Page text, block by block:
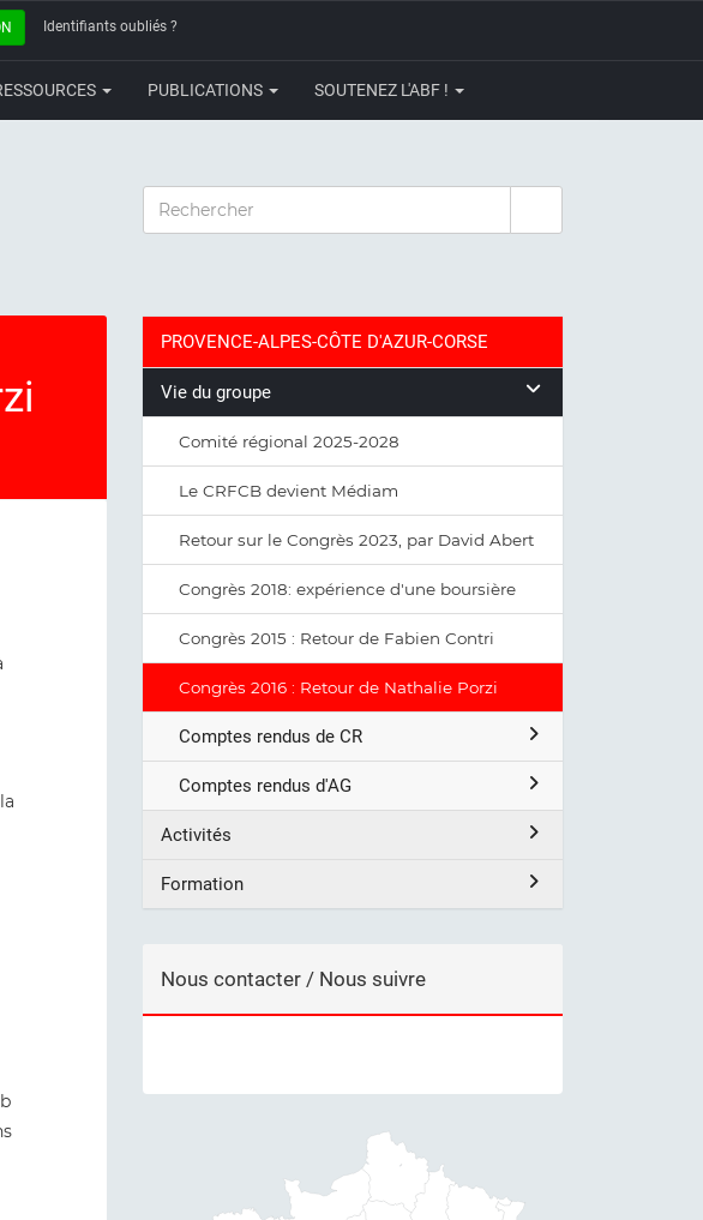
Identifiants oubliés ?
PUBLICATIONS SOUTENEZ L'ABF !
RECHERCHER
PROVENCE-ALPES-CÔTE D'AZUR-CORSE
Vie du groupe
Comité régional 2025-2028
Le CRFCB devient Médiam
Retour sur le Congrès 2023, par David Abert
Congrès 2018: expérience d'une boursière
Congrès 2015 : Retour de Fabien Contri
Congrès 2016 : Retour de Nathalie Porzi
Comptes rendus de CR
Comptes rendus d'AG
Activités
Formation
Nous contacter / Nous suivre